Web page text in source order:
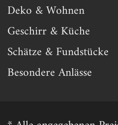
Deko & Wohnen
Geschirr & Küche
Schätze & Fundstücke
Besondere Anlässe